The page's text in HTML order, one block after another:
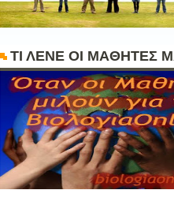
ΤΙ ΛΕΝΕ ΟΙ ΜΑΘΗΤΕΣ